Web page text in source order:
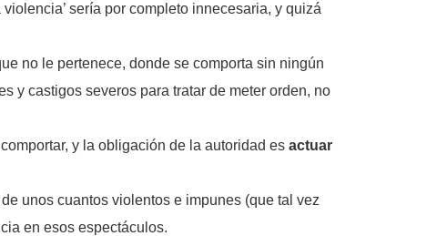
sería por completo innecesaria, y quizá
no le pertenece, donde se comporta sin ningún
y castigos severos para tratar de meter orden, no
y la obligación de la autoridad es actuar
unos cuantos violentos e impunes (que tal vez
en esos espectáculos.